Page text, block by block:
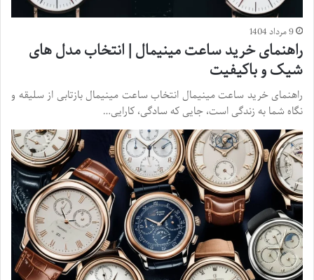
9 مرداد 1404
راهنمای خرید ساعت مینیمال | انتخاب مدل های
شیک و باکیفیت
راهنمای خرید ساعت مینیمال انتخاب ساعت مینیمال بازتابی از سلیقه و
نگاه شما به زندگی است، جایی که سادگی، کارایی…